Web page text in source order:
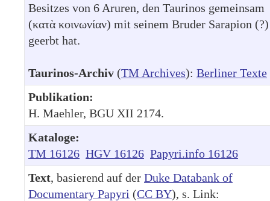
Besitzes von 6 Aruren, den Taurinos gemeinsam
(κατὰ κοινωνίαν) mit seinem Bruder Sarapion (?)
geerbt hat.
Taurinos-Archiv (TM Archives): Berliner Texte
Publikation:
H. Maehler, BGU XII 2174.
Kataloge:
TM 16126 HGV 16126 Papyri.info 16126
Text, basierend auf der Duke Databank of
Documentary Papyri (CC BY), s. Link: